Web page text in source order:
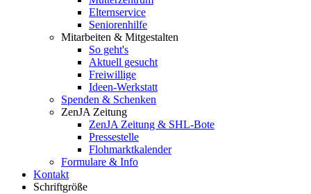
Elternservice
Seniorenhilfe
Mitarbeiten & Mitgestalten
So geht's
Aktuell gesucht
Freiwillige
Ideen-Werkstatt
Spenden & Schenken
ZenJA Zeitung
ZenJA Zeitung & SHL-Bote
Pressestelle
Flohmarktkalender
Formulare & Info
Kontakt
Schriftgröße